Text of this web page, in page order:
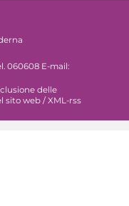
060608 E-mail:
delle
sito web /XML-rss